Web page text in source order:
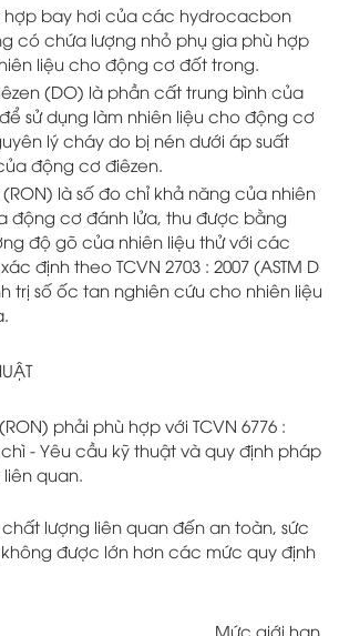
hợp bay hơi của các hydrocacbon
có chứa lượng nhỏ phụ gia phù hợp
liệu cho động cơ đốt trong.
(DO) là phần cất trung bình của
sử dụng làm nhiên liệu cho động cơ
lý cháy do bị nén dưới áp suất
động cơ điêzen.
(RON) là số đo chỉ khả năng của nhiên
động cơ đánh lửa, thu được bằng
độ gõ của nhiên liệu thử với các
định theo TCVN 2703 : 2007 (ASTM D
trị số ốc tan nghiên cứu cho nhiên liệu
phải phù hợp với TCVN 6776 :
- Yêu cầu kỹ thuật và quy định pháp
quan.
lượng liên quan đến an toàn, sức
được lớn hơn các mức quy định
Mức giới hạn